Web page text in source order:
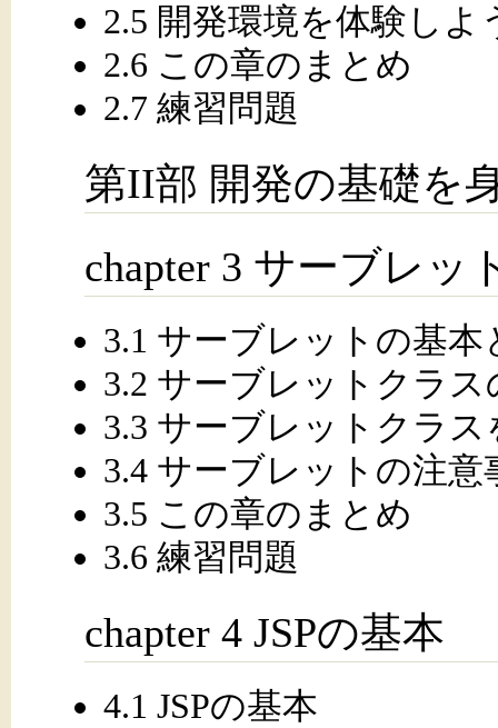
2.5 開発環境を体験しよ
2.6 この章のまとめ
2.7 練習問題
第II部 開発の基礎を
chapter 3 サーブレッ
3.1 サーブレットの基本
3.2 サーブレットクラス
3.3 サーブレットクラ
3.4 サーブレットの注意
3.5 この章のまとめ
3.6 練習問題
chapter 4 JSPの基本
4.1 JSPの基本